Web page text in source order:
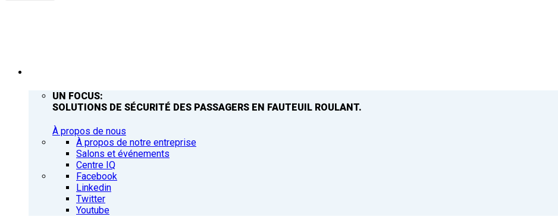
UN FOCUS:
SOLUTIONS DE SÉCURITÉ DES PASSAGERS EN FAUTEUIL ROULANT.
À propos de nous
À propos de notre entreprise
Salons et événements
Centre IQ
Facebook
Linkedin
Twitter
Youtube